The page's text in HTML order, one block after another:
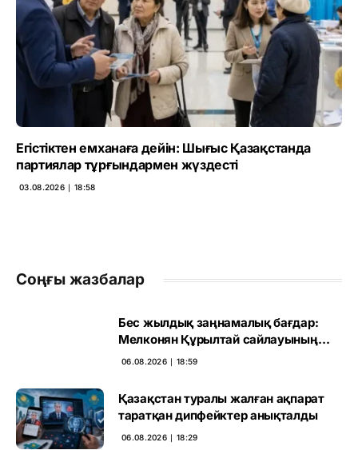
Егістіктен емханаға дейін: Шығыс Қазақстанда
партиялар тұрғындармен жүздесті
03.08.2026 ∣ 18:58
Соңғы жазбалар
Бес жылдық заңнамалық бағдар:
Мелконян Құрылтай сайлауының
маңызын бағалады
06.08.2026 ∣ 18:59
Қазақстан туралы жалған ақпарат
таратқан дипфейктер анықталды
06.08.2026 ∣ 18:29